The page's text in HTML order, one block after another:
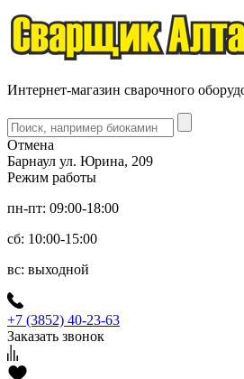
Интернет-магазин сварочного
Отмена
Барнаул ул. Юрина, 209
Режим работы
пн-пт: 09:00-18:00
сб: 10:00-15:00
вс: выходной
+7 (3852) 40-23-63
Заказать звонок